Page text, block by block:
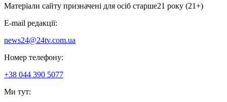
Матеріали сайту призначені для осіб старше21 року (21+)
E-mail редакції:
news24@24tv.com.ua
Номер телефону:
+38 044 390 5077
Ми тут: